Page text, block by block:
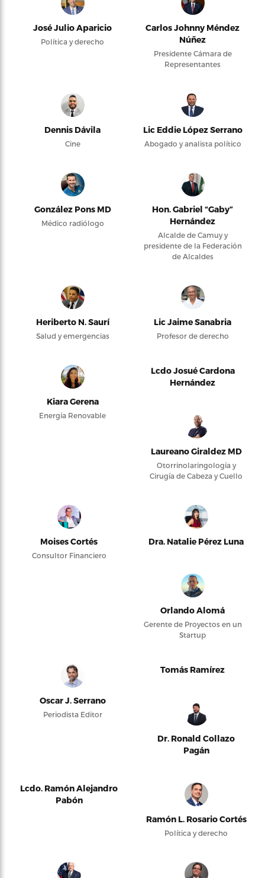
José Julio Aparicio
Política y derecho
Carlos Johnny Méndez
Núñez
Presidente Cámara de
Representantes
Dennis Dávila
Cine
Lic Eddie López Serrano
Abogado y analista político
González Pons MD
Médico radiólogo
Hon. Gabriel “Gaby”
Hernández
Alcalde de Camuy y
presidente de la Federación
de Alcaldes
Heriberto N. Saurí
Salud y emergencias
Lic Jaime Sanabria
Profesor de derecho
Kiara Gerena
Energía Renovable
Lcdo Josué Cardona
Hernández
Laureano Giraldez MD
Otorrinolaringología y
Cirugía de Cabeza y Cuello
Moises Cortés
Consultor Financiero
Dra. Natalie Pérez Luna
Orlando Alomá
Gerente de Proyectos en un
Startup
Oscar J. Serrano
Periodista Editor
Tomás Ramírez
Dr. Ronald Collazo
Pagán
Lcdo. Ramón Alejandro
Pabón
Ramón L. Rosario Cortés
Política y derecho